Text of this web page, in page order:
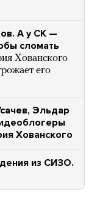
А у СК —
сломать
Хованского
его
Эльдар
Хованского
из СИЗО.